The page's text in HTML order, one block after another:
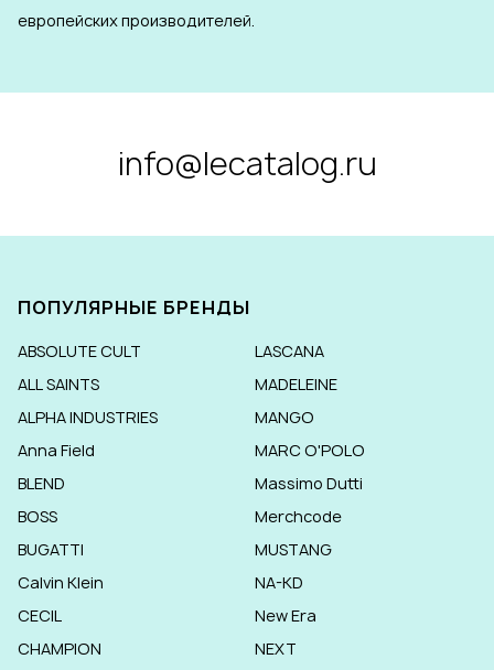
европейских производителей.
info@lecatalog.ru
ПОПУЛЯРНЫЕ БРЕНДЫ
ABSOLUTE CULT
ALL SAINTS
ALPHA INDUSTRIES
Anna Field
BLEND
BOSS
BUGATTI
Calvin Klein
CECIL
CHAMPION
LASCANA
MADELEINE
MANGO
MARC O'POLO
Massimo Dutti
Merchcode
MUSTANG
NA-KD
New Era
NEXT